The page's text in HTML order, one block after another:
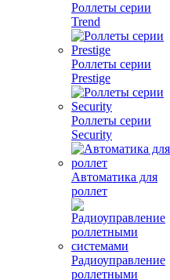
Роллеты серии
Trend
Роллеты серии
Prestige
Роллеты серии
Security
Автоматика для
роллет
Радиоуправление
роллетными